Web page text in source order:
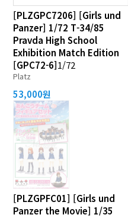
[PLZGPC7206] [Girls und
Panzer] 1/72 T-34/85
Pravda High School
Exhibition Match Edition
[GPC72-6]1/72
Platz
53,000원
[PLZGPFC01] [Girls und
Panzer the Movie] 1/35